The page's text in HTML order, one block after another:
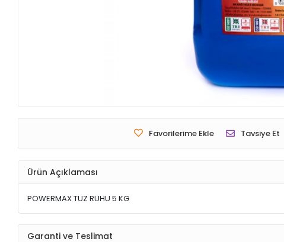
Favorilerime Ekle Tavsiye Et
Ürün Açıklaması
POWERMAX TUZ RUHU 5 KG
Garanti ve Teslimat